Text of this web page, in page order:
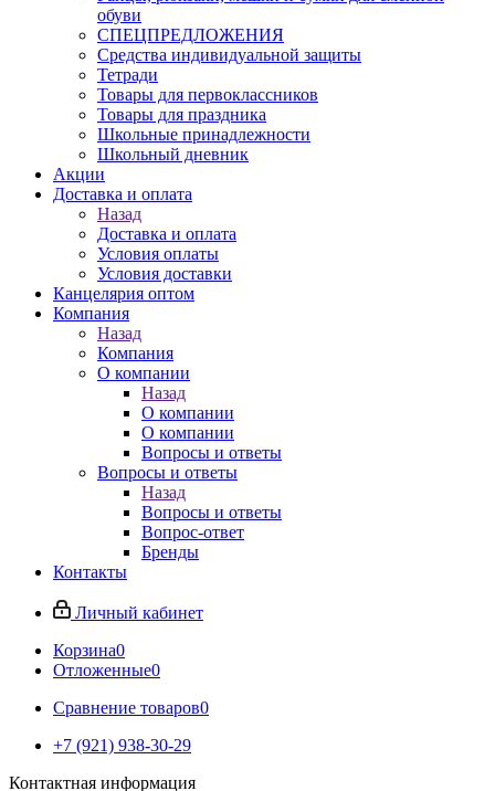
обуви
СПЕЦПРЕДЛОЖЕНИЯ
Средства индивидуальной защиты
Тетради
Товары для первоклассников
Товары для праздника
Школьные принадлежности
Школьный дневник
Акции
Доставка и оплата
Назад
Доставка и оплата
Условия оплаты
Условия доставки
Канцелярия оптом
Компания
Назад
Компания
О компании
Назад
О компании
О компании
Вопросы и ответы
Вопросы и ответы
Назад
Вопросы и ответы
Вопрос-ответ
Бренды
Контакты
Личный кабинет
Корзина0
Отложенные0
Сравнение товаров0
+7 (921) 938-30-29
Контактная информация